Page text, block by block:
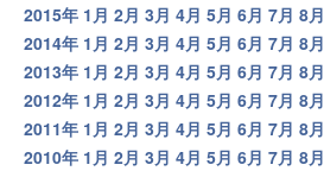
2015年 1月 2月 3月 4月 5月 6月 7月 8月
2014年 1月 2月 3月 4月 5月 6月 7月 8月
2013年 1月 2月 3月 4月 5月 6月 7月 8月
2012年 1月 2月 3月 4月 5月 6月 7月 8月
2011年 1月 2月 3月 4月 5月 6月 7月 8月
2010年 1月 2月 3月 4月 5月 6月 7月 8月